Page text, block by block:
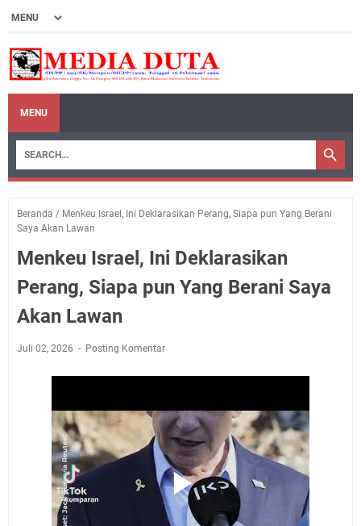
MENU
Beranda / Menkeu Israel, Ini Deklarasikan Perang, Siapa pun Yang Berani
Saya Akan Lawan
Menkeu Israel, Ini Deklarasikan
Perang, Siapa pun Yang Berani Saya
Akan Lawan
Juli 02, 2026 Posting Komentar